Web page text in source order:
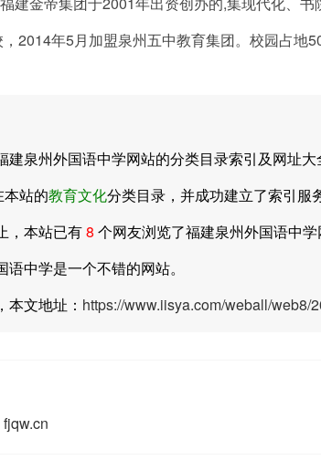
2014年5月加盟泉州五中教育集团。校园占地
泉州外国语中学网站的分类目录索引及网址大
站的教育文化分类目录，并成功建立了索引服
，本站已有8 个网友浏览了福建泉州外国语中
中学是一个不错的网站。
文地址： https://www.iisya.com/weball/web8/
fjqw.cn